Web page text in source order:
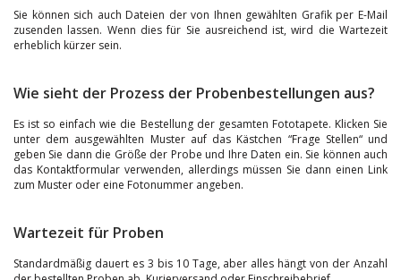
Sie können sich auch Dateien der von Ihnen gewählten Grafik per E-Mail
zusenden lassen. Wenn dies für Sie ausreichend ist, wird die Wartezeit
erheblich kürzer sein.
Wie sieht der Prozess der Probenbestellungen aus?
Es ist so einfach wie die Bestellung der gesamten Fototapete. Klicken Sie
unter dem ausgewählten Muster auf das Kästchen “Frage Stellen“ und
geben Sie dann die Größe der Probe und Ihre Daten ein. Sie können auch
das Kontaktformular verwenden, allerdings müssen Sie dann einen Link
zum Muster oder eine Fotonummer angeben.
Wartezeit für Proben
Standardmäßig dauert es 3 bis 10 Tage, aber alles hängt von der Anzahl